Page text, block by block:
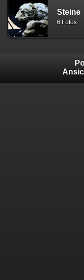
Steine
6 Fotos